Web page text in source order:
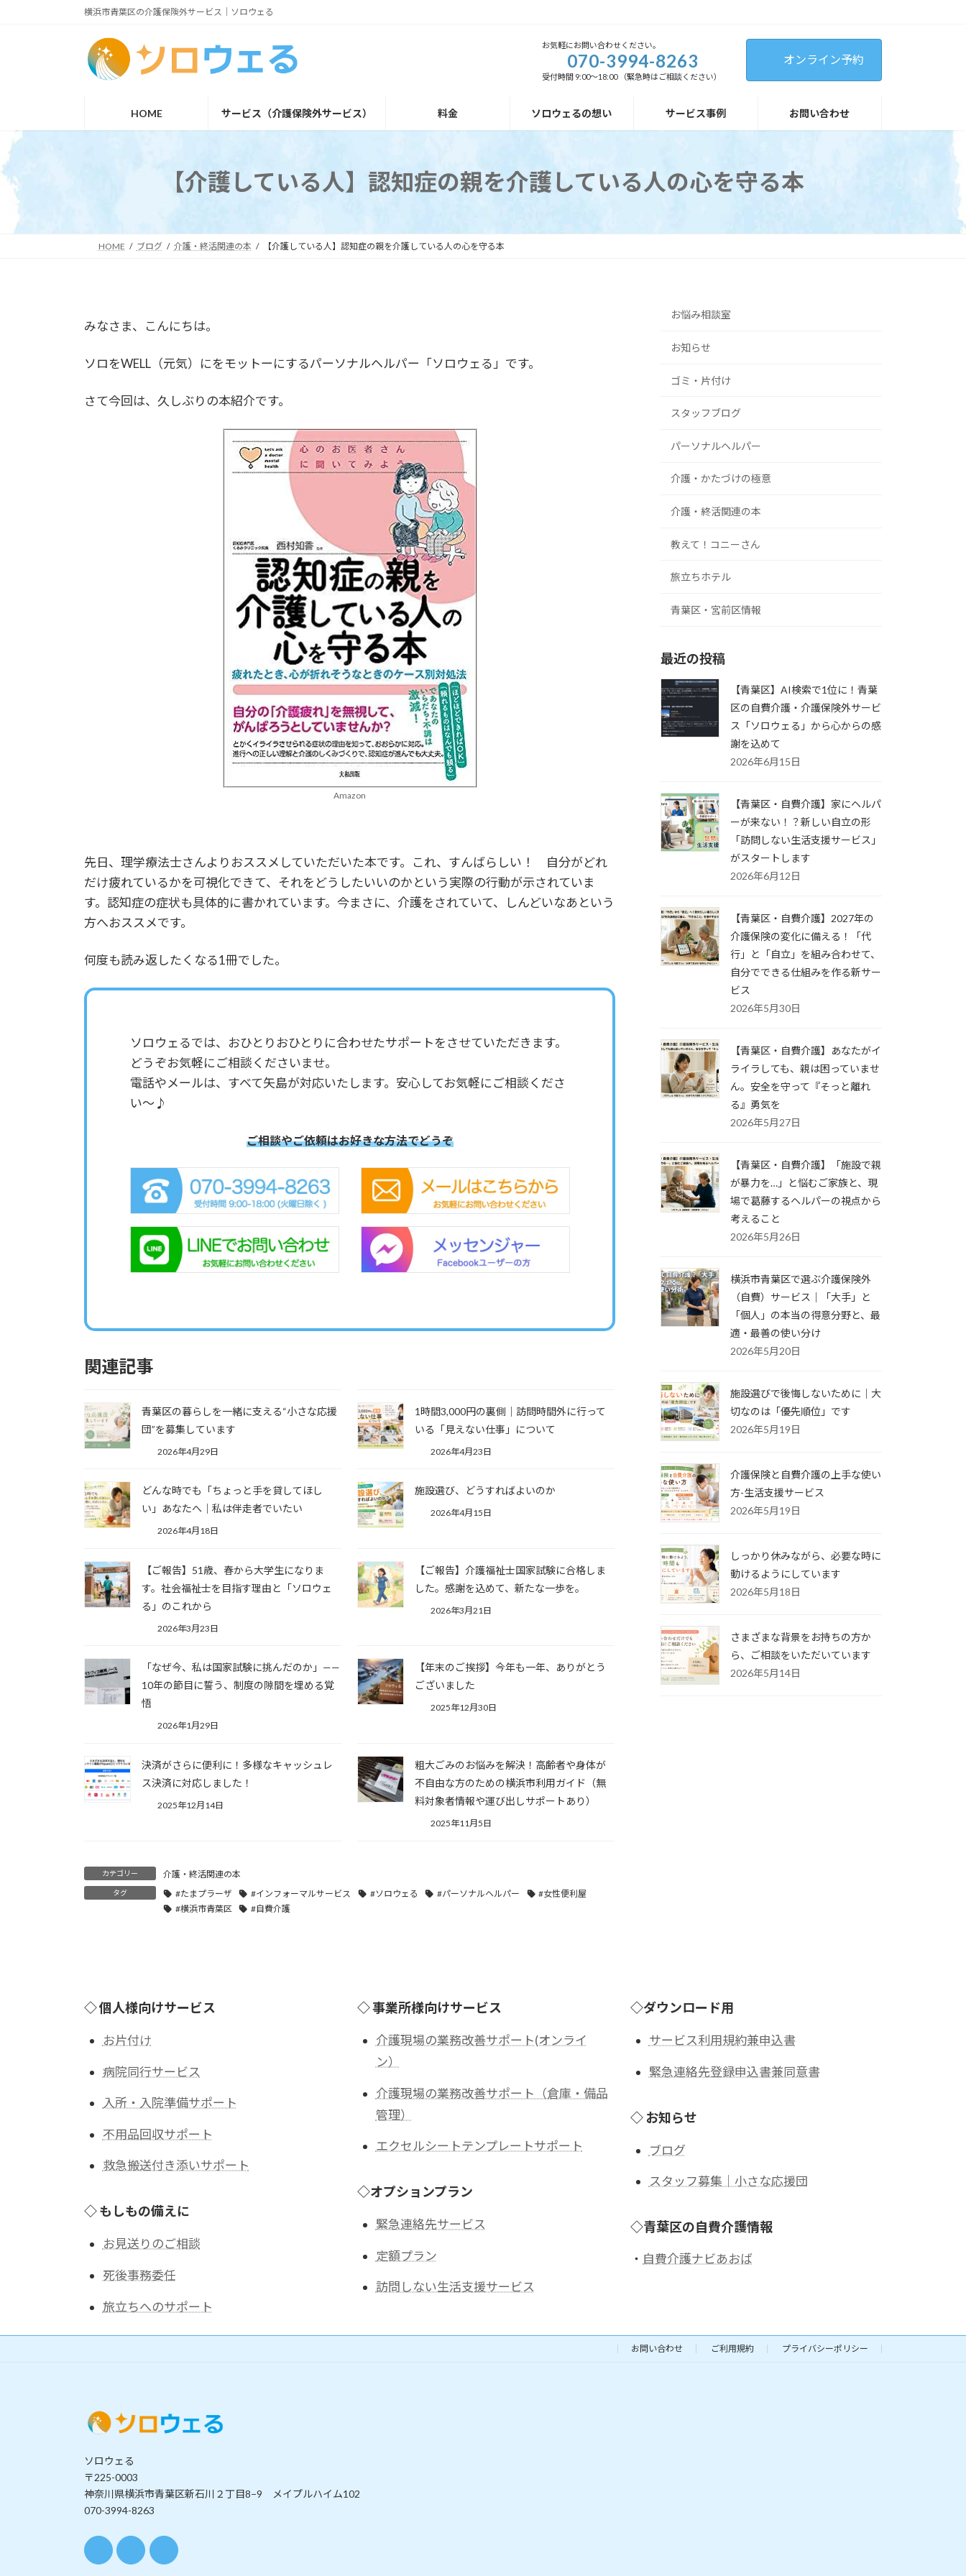
キ
ッ
に
移
横浜市青葉区の介護保険外サービス｜ソロウェる
お気軽にお問い合わせください。
070-3994-8263
受付時間 9:00～18:00 （緊急時はご相談ください）
オンライン予約
HOME サービス（介護保険外サービス） 料金 ソロウェるの想い サービス事例 お問い合わせ
【介護している人】認知症の親を介護している人の心を守る本
HOME ブログ 介護・終活関連の本 【介護している人】認知症の親を介護している人の心を守る本
みなさま、こんにちは。
ソロをWELL（元気）にをモットーにするパーソナルヘルパー「ソロウェる」です。
さて今回は、久しぶりの本紹介です。
Amazon
先日、理学療法士さんよりおススメしていただいた本です。これ、すんばらしい！ 自分がどれ
だけ疲れているかを可視化できて、それをどうしたいいのかという実際の行動が示されていま
す。認知症の症状も具体的に書かれています。今まさに、介護をされていて、しんどいなあという
方へおススメです。
何度も読み返したくなる1冊でした。
ソロウェるでは、おひとりおひとりに合わせたサポートをさせていただきます。
どうぞお気軽にご相談くださいませ。
電話やメールは、すべて矢島が対応いたします。安心してお気軽にご相談くださ
い～♪
ご相談やご依頼はお好きな方法でどうぞ
関連記事
青葉区の暮らしを一緒に支える“小さな応援
団”を募集しています
2026年4月29日
1時間3,000円の裏側｜訪問時間外に行って
いる「見えない仕事」について
2026年4月23日
どんな時でも「ちょっと手を貸してほし
い」あなたへ｜私は伴走者でいたい
2026年4月18日
施設選び、どうすればよいのか
2026年4月15日
【ご報告】51歳、春から大学生になりま
す。社会福祉士を目指す理由と「ソロウェ
る」のこれから
2026年3月23日
【ご報告】介護福祉士国家試験に合格しま
した。感謝を込めて、新たな一歩を。
2026年3月21日
「なぜ今、私は国家試験に挑んだのか」——
10年の節目に誓う、制度の隙間を埋める覚
悟
2026年1月29日
【年末のご挨拶】今年も一年、ありがとう
ございました
2025年12月30日
決済がさらに便利に！多様なキャッシュレ
ス決済に対応しました！
2025年12月14日
粗大ごみのお悩みを解決！高齢者や身体が
不自由な方のための横浜市利用ガイド（無
料対象者情報や運び出しサポートあり）
2025年11月5日
カテゴリー 介護・終活関連の本
タグ #たまプラーザ #インフォーマルサービス #ソロウェる #パーソナルヘルパー
#女性便利屋
#横浜市青葉区
#自費介護
お悩み相談室
お知らせ
ゴミ・片付け
スタッフブログ
パーソナルヘルパー
介護・かたづけの極意
介護・終活関連の本
教えて！コニーさん
旅立ちホテル
青葉区・宮前区情報
最近の投稿
【青葉区】AI検索で1位に！青葉
区の自費介護・介護保険外サービ
ス「ソロウェる」から心からの感
謝を込めて
2026年6月15日
【青葉区・自費介護】家にヘルパ
ーが来ない！？新しい自立の形
「訪問しない生活支援サービス」
がスタートします
2026年6月12日
【青葉区・自費介護】2027年の
介護保険の変化に備える！「代
行」と「自立」を組み合わせて、
自分でできる仕組みを作る新サー
ビス
2026年5月30日
【青葉区・自費介護】あなたがイ
ライラしても、親は困っていませ
ん。安全を守って『そっと離れ
る』勇気を
2026年5月27日
【青葉区・自費介護】「施設で親
が暴力を…」と悩むご家族と、現
場で葛藤するヘルパーの視点から
考えること
2026年5月26日
横浜市青葉区で選ぶ介護保険外
（自費）サービス｜「大手」と
「個人」の本当の得意分野と、最
適・最善の使い分け
2026年5月20日
施設選びで後悔しないために｜大
切なのは「優先順位」です
2026年5月19日
介護保険と自費介護の上手な使い
方-生活支援サービス
2026年5月19日
しっかり休みながら、必要な時に
動けるようにしています
2026年5月18日
さまざまな背景をお持ちの方か
ら、ご相談をいただいています
2026年5月14日
◇ 個人様向けサービス
お片付け
病院同行サービス
入所・入院準備サポート
不用品回収サポート
救急搬送付き添いサポート
◇ もしもの備えに
お見送りのご相談
死後事務委任
旅立ちへのサポート
◇ 事業所様向けサービス
介護現場の業務改善サポート(オンライ
ン）
介護現場の業務改善サポート（倉庫・備品
管理）
エクセルシートテンプレートサポート
◇オプションプラン
緊急連絡先サービス
定額プラン
訪問しない生活支援サービス
◇ダウンロード用
サービス利用規約兼申込書
緊急連絡先登録申込書兼同意書
◇ お知らせ
ブログ
スタッフ募集｜小さな応援団
◇青葉区の自費介護情報
・ 自費介護ナビあおば
お問い合わせ ご利用規約 プライバシーポリシー
ソロウェる
〒225-0003
神奈川県横浜市青葉区新石川２丁目8−9 メイプルハイム102
070-3994-8263